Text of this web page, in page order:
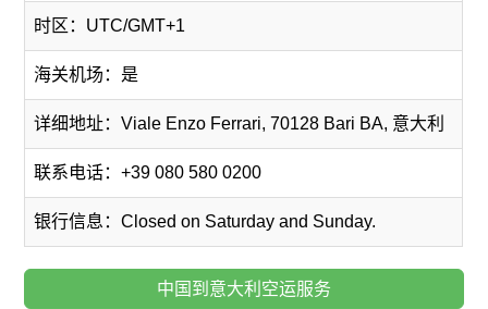
时区：UTC/GMT+1
海关机场：是
详细地址：Viale Enzo Ferrari, 70128 Bari BA, 意大利
联系电话：+39 080 580 0200
银行信息：Closed on Saturday and Sunday.
中国到意大利空运服务